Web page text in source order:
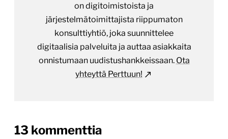
on digitoimistoista ja
järjestelmätoimittajista riippumaton
konsulttiyhtiö, joka suunnittelee
digitaalisia palveluita ja auttaa asiakkaita
onnistumaan uudistushankkeissaan. Ota
yhteyttä Perttuun!
13 kommenttia